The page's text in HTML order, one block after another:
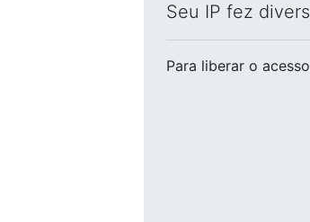
Seu IP fez
Para liberar o acesso